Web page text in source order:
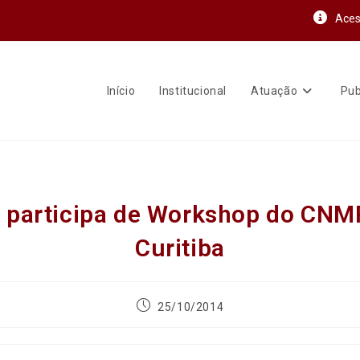
Início Institucional Atuação
participa de Workshop do
Curitiba
25/10/2014